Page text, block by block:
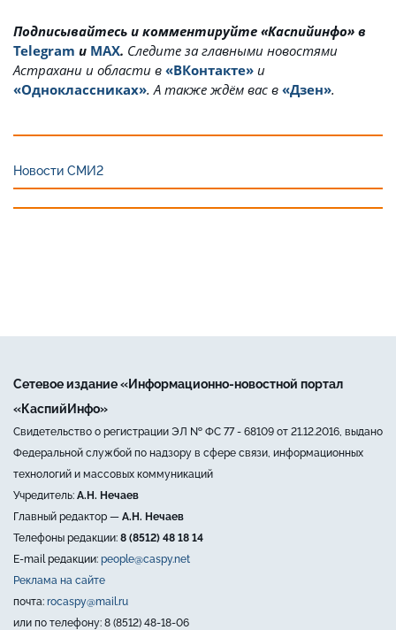
Подписывайтесь и комментируйте «Каспийинфо» в
Telegram и MAX. Cледите за главными новостями
Астрахани и области в «ВКонтакте» и
«Одноклассниках». А также ждём вас в «Дзен».
Новости СМИ2
Сетевое издание «Информационно-новостной портал
«КаспийИнфо»
Свидетельство о регистрации ЭЛ № ФС 77 - 68109 от 21.12.2016, выдано
Федеральной службой по надзору в сфере связи, информационных
технологий и массовых коммуникаций
Учредитель: А.Н. Нечаев
Главный редактор — А.Н. Нечаев
Телефоны редакции: 8 (8512) 48 18 14
E-mail редакции: people@caspy.net
Реклама на сайте
почта: rocaspy@mail.ru
или по телефону: 8 (8512) 48-18-06